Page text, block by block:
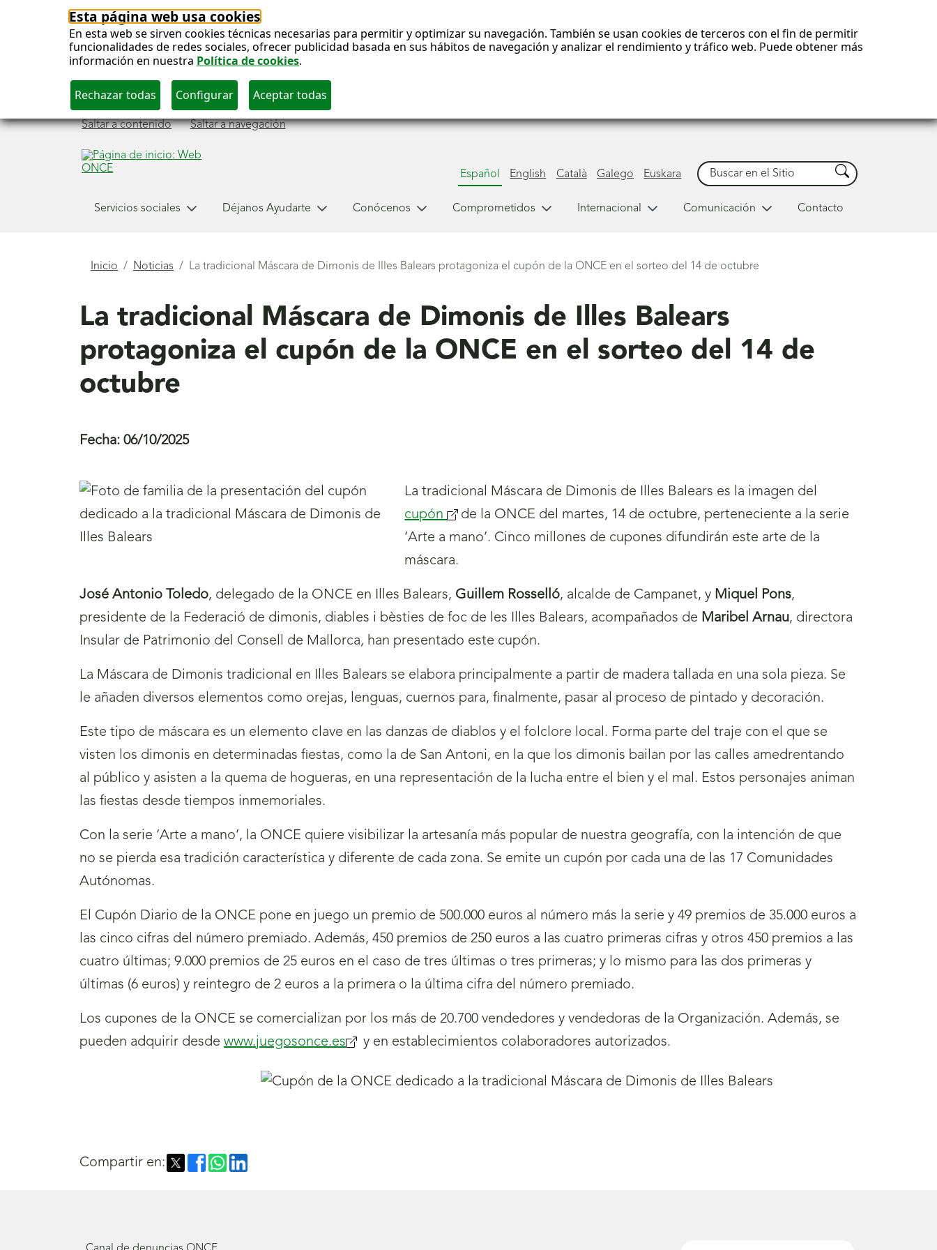
Esta página web usa cookies
En esta web se sirven cookies técnicas necesarias para permitir y optimizar su navegación. También se usan cookies de terceros con el fin de permitir
funcionalidades de redes sociales, ofrecer publicidad basada en sus hábitos de navegación y analizar el rendimiento y tráfico web. Puede obtener más
información en nuestra Política de cookies.
Saltar a contenido Saltar a navegación
Español English Català Galego Euskara
Buscar Buscar
Servicios sociales Déjanos Ayudarte Conócenos Comprometidos Internacional Comunicación Contacto
Está
Inicio Noticias La tradicional Máscara de Dimonis de Illes Balears protagoniza el cupón de la ONCE en el sorteo del 14 de octubre
La tradicional Máscara de Dimonis de Illes Balears
protagoniza el cupón de la ONCE en el sorteo del 14 de
octubre
Fecha: 06/10/2025
La tradicional Máscara de Dimonis de Illes Balears es la imagen del
cupón(se
abrirá
nueva
ventana)
de la ONCE del martes, 14 de octubre, perteneciente a la serie
‘Arte a mano’. Cinco millones de cupones difundirán este arte de la
máscara.
José Antonio Toledo, delegado de la ONCE en Illes Balears, Guillem Rosselló, alcalde de Campanet, y Miquel Pons,
presidente de la Federació de dimonis, diables i bèsties de foc de les Illes Balears, acompañados de Maribel Arnau, directora
Insular de Patrimonio del Consell de Mallorca, han presentado este cupón.
La Máscara de Dimonis tradicional en Illes Balears se elabora principalmente a partir de madera tallada en una sola pieza. Se
le añaden diversos elementos como orejas, lenguas, cuernos para, finalmente, pasar al proceso de pintado y decoración.
Este tipo de máscara es un elemento clave en las danzas de diablos y el folclore local. Forma parte del traje con el que se
visten los dimonis en determinadas fiestas, como la de San Antoni, en la que los dimonis bailan por las calles amedrentando
al público y asisten a la quema de hogueras, en una representación de la lucha entre el bien y el mal. Estos personajes animan
las fiestas desde tiempos inmemoriales.
Con la serie ‘Arte a mano’, la ONCE quiere visibilizar la artesanía más popular de nuestra geografía, con la intención de que
no se pierda esa tradición característica y diferente de cada zona. Se emite un cupón por cada una de las 17 Comunidades
Autónomas.
El Cupón Diario de la ONCE pone en juego un premio de 500.000 euros al número más la serie y 49 premios de 35.000 euros a
las cinco cifras del número premiado. Además, 450 premios de 250 euros a las cuatro primeras cifras y otros 450 premios a las
cuatro últimas; 9.000 premios de 25 euros en el caso de tres últimas o tres primeras; y lo mismo para las dos primeras y
últimas (6 euros) y reintegro de 2 euros a la primera o la última cifra del número premiado.
Los cupones de la ONCE se comercializan por los más de 20.700 vendedores y vendedoras de la Organización. Además, se
pueden adquirir desde www.juegosonce.es(se
nueva
y en establecimientos colaboradores autorizados.
Compartir en: